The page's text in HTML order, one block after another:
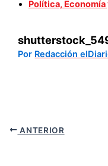
Política, Economía
Por Redacción
ANTERIOR